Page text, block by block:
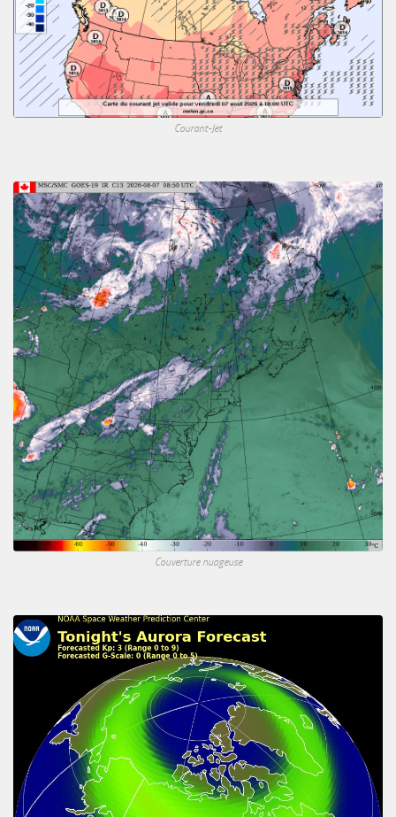
Courant-Jet
Couverture nuageuse